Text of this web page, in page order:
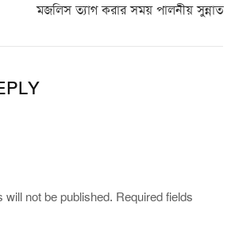
মজলিস ত্যাগ করার সময় পালনীয় সুন্নাত
will not be published. Required fields